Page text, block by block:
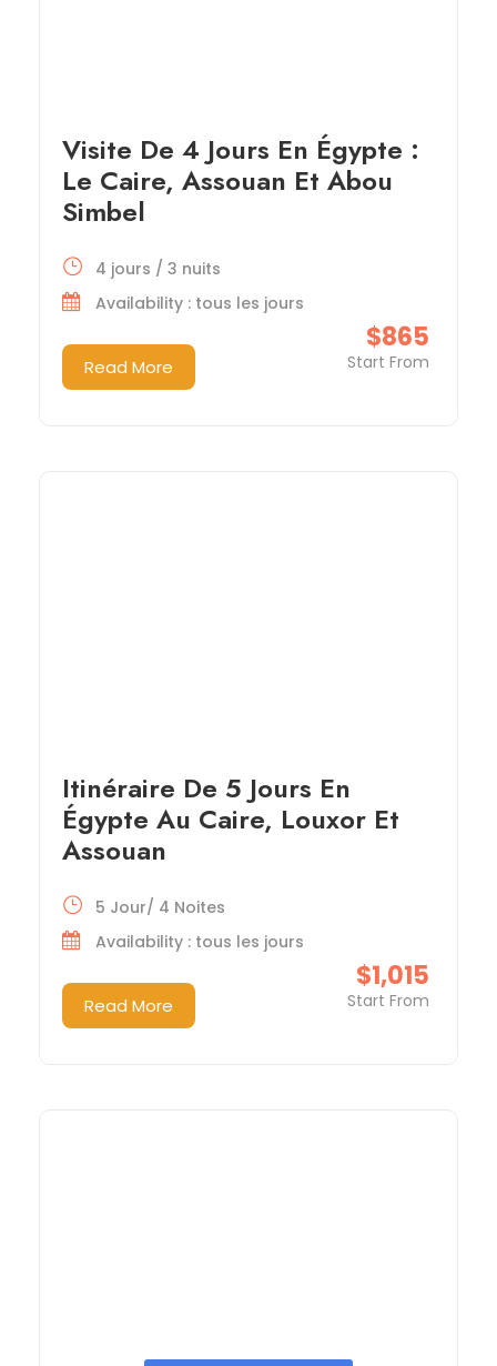
Visite De 4 Jours En Égypte :
Le Caire, Assouan Et Abou
Simbel
$865
Start From
4 jours / 3 nuits
Availability : tous les jours
Read More
Itinéraire De 5 Jours En
Égypte Au Caire, Louxor Et
Assouan
$1,015
Start From
5 Jour/ 4 Noites
Availability : tous les jours
Read More